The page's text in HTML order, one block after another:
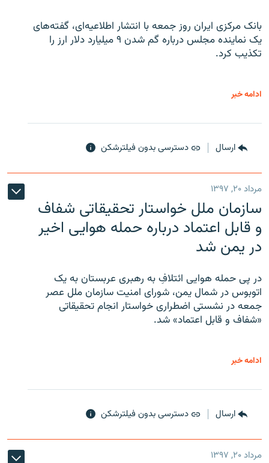
بانک مرکزی ایران روز جمعه با انتشار اطلاعیه‌ای، گفته‌های
یک نماینده مجلس درباره گم شدن ۹ میلیارد دلار ارز را
تکذیب کرد.
ادامه خبر
ارسال دسترسی بدون فیلترشکن
مرداد ۲۰, ۱۳۹۷
سازمان ملل خواستار تحقیقاتی شفاف
و قابل اعتماد درباره حمله هوایی اخیر
در یمن شد
در پی حمله هوایی ائتلافِ به رهبری عربستان به یک
اتوبوس در شمال یمن، شورای امنیت سازمان ملل عصر
جمعه در نشستی اضطراری خواستار انجام تحقیقاتی
«شفاف و قابل اعتماد» شد.
ادامه خبر
ارسال دسترسی بدون فیلترشکن
مرداد ۲۰, ۱۳۹۷